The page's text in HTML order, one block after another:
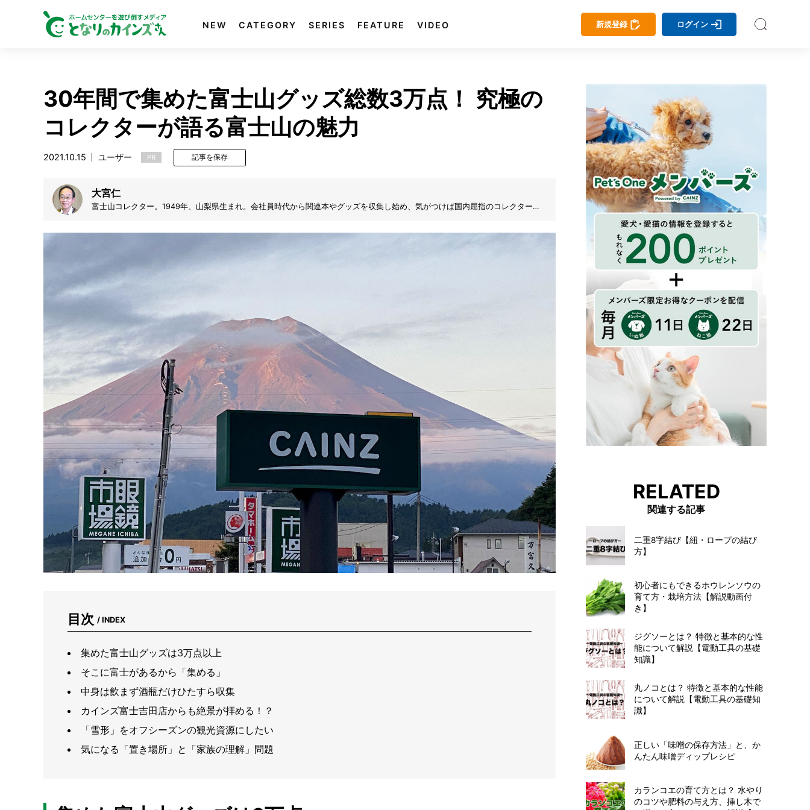
NEW CATEGORY SERIES FEATURE VIDEO 新規登録 ログイン
30年間で集めた富士山グッズ総数3万点！ 究極の
コレクターが語る富士山の魅力
2021.10.15 ユーザー PR 記事を保存
大宮仁
富士山コレクター。1949年、山梨県生まれ。会社員時代から関連本やグッズを収集し始め、気がつけば国内屈指のコレクター
目次 / INDEX
集めた富士山グッズは3万点以上
そこに富士があるから「集める」
中身は飲まず酒瓶だけひたすら収集
カインズ富士吉田店からも絶景が拝める！？
「雪形」をオフシーズンの観光資源にしたい
気になる「置き場所」と「家族の理解」問題
RELATED
関連する記事
二重8字結び【紐・ロープの結び
方】
初心者にもできるホウレンソウの
育て方・栽培方法【解説動画付
き】
ジグソーとは？ 特徴と基本的な性
能について解説【電動工具の基礎
知識】
丸ノコとは？ 特徴と基本的な性能
について解説【電動工具の基礎知
識】
正しい「味噌の保存方法」と、か
んたん味噌ディップレシピ
カランコエの育て方とは？ 水やり
のコツや肥料の与え方、挿し木で